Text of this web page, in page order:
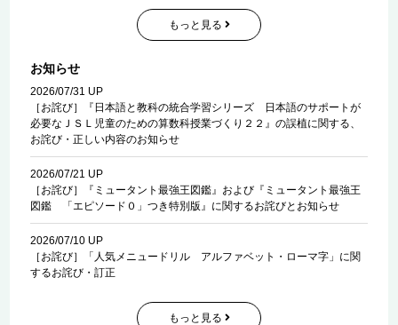
もっと見る
お知らせ
2026/07/31 UP
［お詫び］『日本語と教科の統合学習シリーズ 日本語のサポートが
必要なＪＳＬ児童のための算数科授業づくり２２』の誤植に関する、
お詫び・正しい内容のお知らせ
2026/07/21 UP
［お詫び］『ミュータント最強王図鑑』および『ミュータント最強王
図鑑 「エピソード０」つき特別版』に関するお詫びとお知らせ
2026/07/10 UP
［お詫び］「人気メニュードリル アルファベット・ローマ字」に関
するお詫び・訂正
もっと見る